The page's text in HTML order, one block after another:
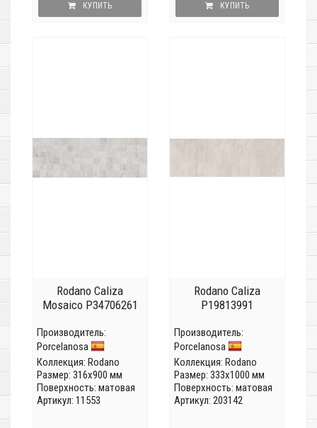
КУПИТЬ КУПИТЬ
Rodano Caliza
Mosaico P34706261
Производитель:
Porcelanosa
Коллекция: Rodano
Размер: 316x900 мм
Поверхность: матовая
Артикул: 11553
Rodano Caliza
P19813991
Производитель:
Porcelanosa
Коллекция: Rodano
Размер: 333x1000 мм
Поверхность: матовая
Артикул: 203142